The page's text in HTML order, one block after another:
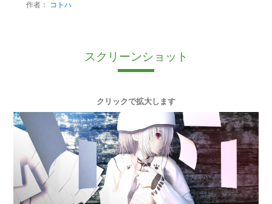
作者：
コトハ
スクリーンショット
クリックで拡大します